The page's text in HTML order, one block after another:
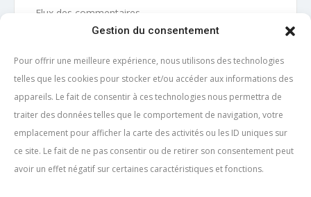
Gestion du consentement
Pour offrir une meilleure expérience, nous utilisons des technologies
telles que les cookies pour stocker et/ou accéder aux informations des
appareils. Le fait de consentir à ces technologies nous permettra de
traiter des données telles que le comportement de navigation, votre
emplacement pour afficher la carte des activités ou les ID uniques sur
ce site. Le fait de ne pas consentir ou de retirer son consentement peut
avoir un effet négatif sur certaines caractéristiques et fonctions.
Flux des commentaires